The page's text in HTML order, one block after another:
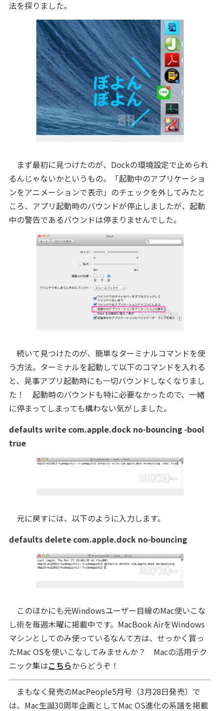
法を探りました。
まず最初に見つけたのが、Dockの環境設定で止められ
るんじゃないかというもの。「起動中のアプリケーショ
ンをアニメーションで表示」のチェックを外してみたと
ころ、アプリ起動時のバウンドが停止しましたが、起動
中の警告であるバウンドは停まりませんでした。
続いて見つけたのが、簡単なターミナルコマンドを使
う方法。ターミナルを起動して以下のコマンドを入れる
と、見事アプリ起動時にも一切バウンドしなくなりまし
た！ 起動時のバウンドも特に必要なかったので、一緒
に停まってしまっても構わない気がしました。
defaults write com.apple.dock no-bouncing -bool
true
元に戻すには、以下のように入力します。
defaults delete com.apple.dock no-bouncing
このほかにも元Windowsユーザー目線のMac使いこな
し術を毎週木曜に掲載中です。MacBook AirをWindows
マシンとしてのみ使っているなんて方は、せっかく買っ
たMac OSを使いこなしてみませんか？ Macの活用テク
ニック集はこちらからどうぞ！
まもなく発売のMacPeople5月号（3月28日発売）で
は、Mac生誕30周年企画としてMac OS進化の系譜を掲載